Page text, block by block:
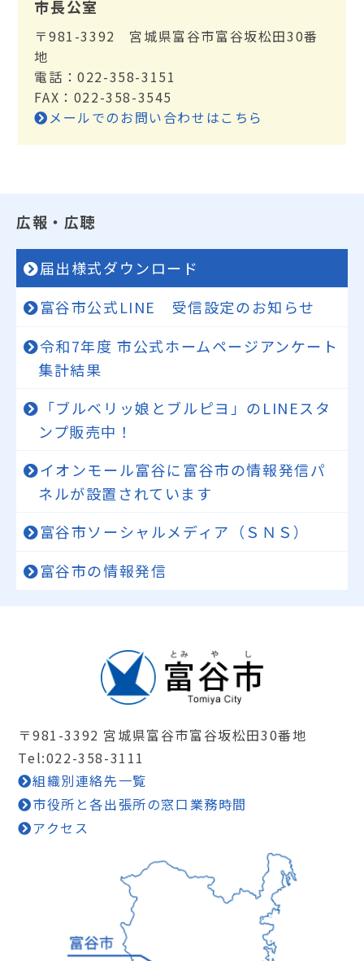
市長公室
〒981-3392 宮城県富谷市富谷坂松田30番
地
電話：022-358-3151
FAX：022-358-3545
メールでのお問い合わせはこちら
広報・広聴
届出様式ダウンロード
富谷市公式LINE 受信設定のお知らせ
令和7年度 市公式ホームページアンケート
集計結果
「ブルベリッ娘とブルピヨ」のLINEスタ
ンプ販売中！
イオンモール富谷に富谷市の情報発信パ
ネルが設置されています
富谷市ソーシャルメディア（ＳＮＳ）
富谷市の情報発信
〒981-3392 宮城県富谷市富谷坂松田30番地
Tel:022-358-3111
組織別連絡先一覧
市役所と各出張所の窓口業務時間
アクセス